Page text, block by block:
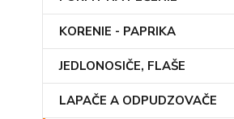
KORENIE - PAPRIKA
JEDLONOSIČE, FLAŠE
LAPAČE A ODPUDZOVAČE